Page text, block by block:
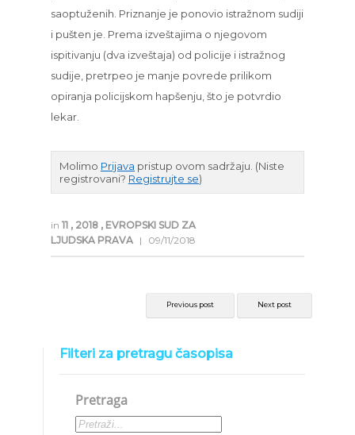
saoptuženih. Priznanje je ponovio istražnom sudiji
i pušten je. Prema izveštajima o njegovom
ispitivanju (dva izveštaja) od policije i istražnog
sudije, pretrpeo je manje povrede prilikom
opiranja policijskom hapšenju, što je potvrdio
lekar.
Molimo Prijava pristup ovom sadržaju. (Niste
registrovani? Registrujte se)
in 11 , 2018 , EVROPSKI SUD ZA
LJUDSKA PRAVA | 09/11/2018
Previous post Next post
Filteri za pretragu časopisa
Pretraga